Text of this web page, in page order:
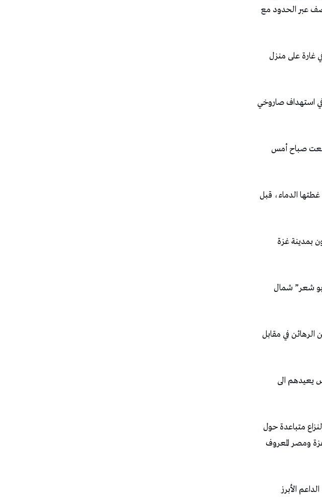
عبر الحدود مع
عشرة في غارة على منزل
عدد الشهداء إلى عشرة وإصابة 15 آخرين … في استهداف صاروخي
وقعت صباح أمس
الدماء، قبل
بمدينة غزة
شعر” شمال
الرهائن في مقابل
يعيدهم الى
متباعدة حول
ومصر المعروف
الأبرز